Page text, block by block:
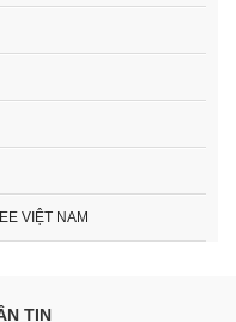
VIỆT NAM
TIN